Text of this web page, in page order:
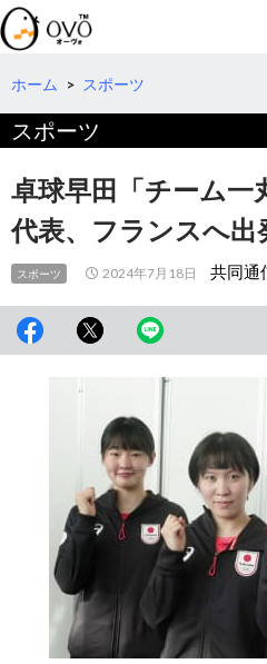
検
索
コ
テ
へ
動
ホーム > スポーツ
スポーツ
卓球早田「チーム一
代表、フランスへ出
スポーツ 2024年7月18日 共同通